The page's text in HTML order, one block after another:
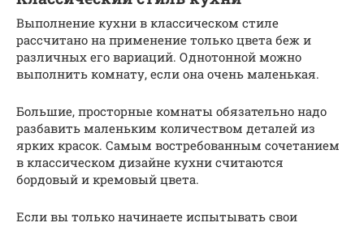
Выполнение кухни в классическом стиле
рассчитано на применение только цвета беж и
различных его вариаций. Однотонной можно
выполнить комнату, если она очень маленькая.
Большие, просторные комнаты обязательно надо
разбавить маленьким количеством деталей из
ярких красок. Самым востребованным сочетанием
в классическом дизайне кухни считаются
бордовый и кремовый цвета.
Если вы только начинаете испытывать свои